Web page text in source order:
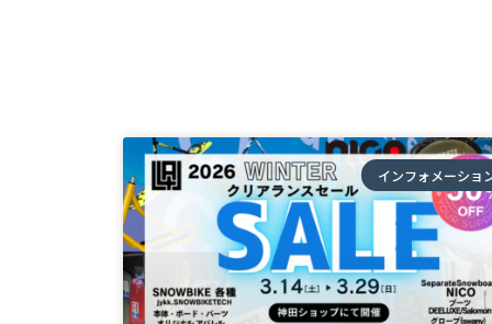
インフォメーショ